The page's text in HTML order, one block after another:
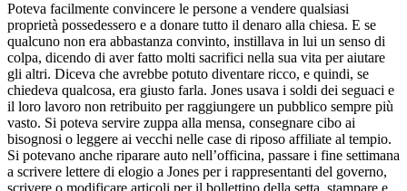
Poteva facilmente convincere le persone a vendere qualsiasi
proprietà possedessero e a donare tutto il denaro alla chiesa. E se
qualcuno non era abbastanza convinto, instillava in lui un senso di
colpa, dicendo di aver fatto molti sacrifici nella sua vita per aiutare
gli altri. Diceva che avrebbe potuto diventare ricco, e quindi, se
chiedeva qualcosa, era giusto farla. Jones usava i soldi dei seguaci e
il loro lavoro non retribuito per raggiungere un pubblico sempre più
vasto. Si poteva servire zuppa alla mensa, consegnare cibo ai
bisognosi o leggere ai vecchi nelle case di riposo affiliate al tempio.
Si potevano anche riparare auto nell’officina, passare i fine settimana
a scrivere lettere di elogio a Jones per i rappresentanti del governo,